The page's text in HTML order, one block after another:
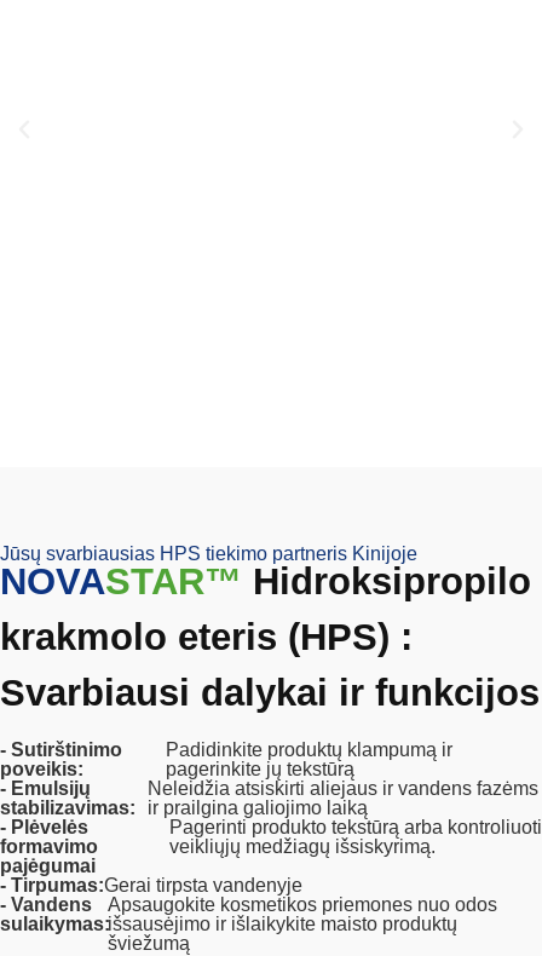
Jūsų svarbiausias HPS tiekimo partneris Kinijoje
NOVASTAR™ Hidroksipropilo
krakmolo eteris (HPS) :
Svarbiausi dalykai ir funkcijos
- Sutirštinimo
poveikis:
Padidinkite produktų klampumą ir
pagerinkite jų tekstūrą
- Emulsijų
stabilizavimas:
Neleidžia atsiskirti aliejaus ir vandens fazėms
ir prailgina galiojimo laiką
- Plėvelės
formavimo
pajėgumai
Pagerinti produkto tekstūrą arba kontroliuoti
veikliųjų medžiagų išsiskyrimą.
- Tirpumas:Gerai tirpsta vandenyje
- Vandens
sulaikymas:
Apsaugokite kosmetikos priemones nuo odos
išsausėjimo ir išlaikykite maisto produktų
šviežumą